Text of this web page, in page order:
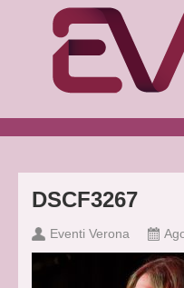
DSCF3267
Eventi Verona